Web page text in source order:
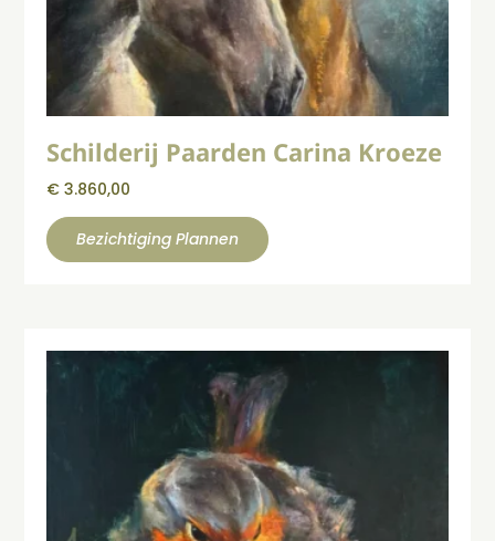
Schilderij Paarden Carina Kroeze
€ 3.860,00
Bezichtiging Plannen